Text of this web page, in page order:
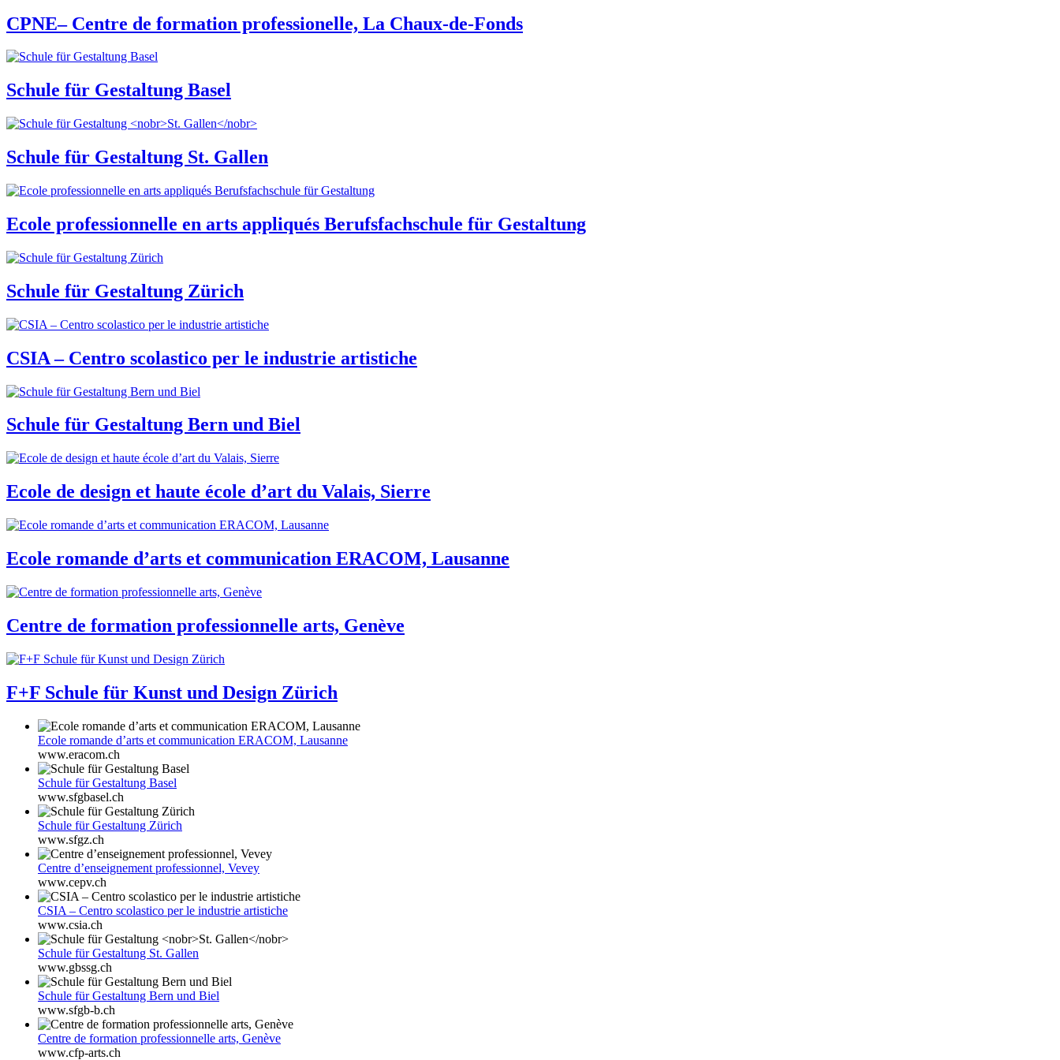
CPNE– Centre de formation professionelle, La Chaux-de-Fonds
Schule für Gestaltung Basel
Schule für Gestaltung St. Gallen
Ecole professionnelle en arts appliqués Berufsfachschule für Gestaltung
Schule für Gestaltung Zürich
CSIA – Centro scolastico per le industrie artistiche
Schule für Gestaltung Bern und Biel
Ecole de design et haute école d’art du Valais, Sierre
Ecole romande d’arts et communication ERACOM, Lausanne
Centre de formation professionnelle arts, Genève
F+F Schule für Kunst und Design Zürich
Ecole romande d’arts et communication ERACOM, Lausanne
www.eracom.ch
Schule für Gestaltung Basel
www.sfgbasel.ch
Schule für Gestaltung Zürich
www.sfgz.ch
Centre d’enseignement professionnel, Vevey
www.cepv.ch
CSIA – Centro scolastico per le industrie artistiche
www.csia.ch
Schule für Gestaltung St. Gallen
www.gbssg.ch
Schule für Gestaltung Bern und Biel
www.sfgb-b.ch
Centre de formation professionnelle arts, Genève
www.cfp-arts.ch